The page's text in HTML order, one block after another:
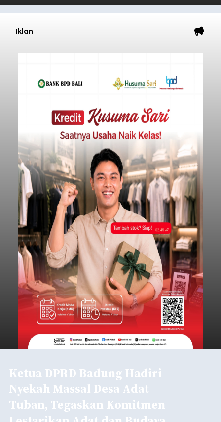
Iklan
Ketua DPRD Badung Hadiri
Nyekah Massal Desa Adat
Tuban, Tegaskan Komitmen